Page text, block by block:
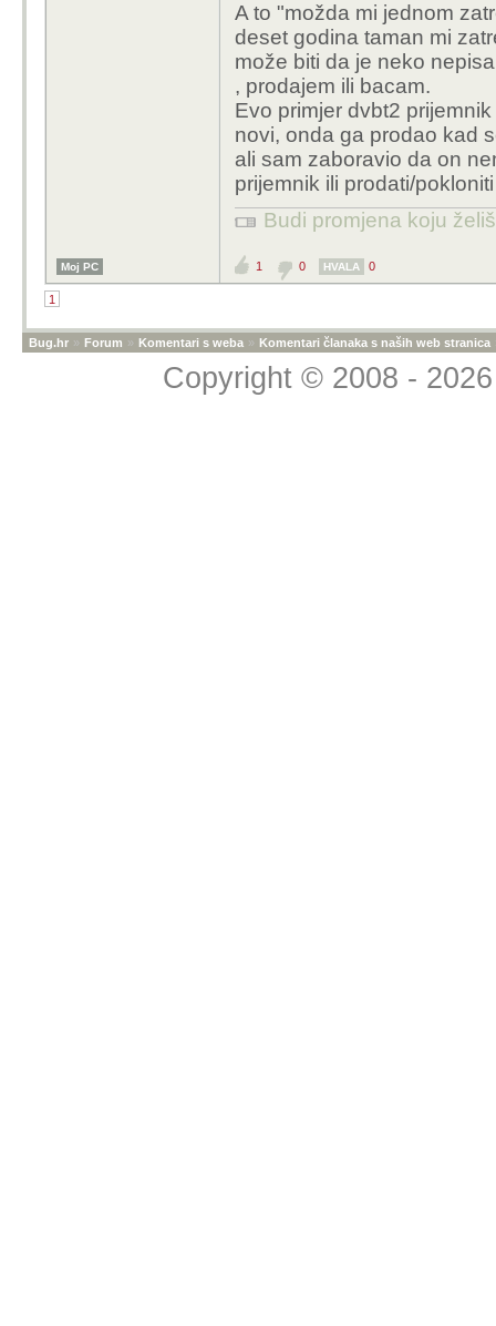
A to "možda mi jednom
deset godina taman mi
može biti da je neko
, prodajem ili bacam.
Evo primjer dvbt2
novi, onda ga prodao kad
ali sam zaboravio da on
prijemnik ili prodati/
Budi promjena koju
Moj PC 1 0 HVALA 0
1
Bug.hr » Forum » Komentari s weba » Komentari članaka s naših web stranica
Copyright © 2008 -